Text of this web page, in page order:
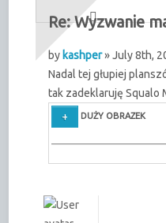
Re: Wyzwanie
by kashper» July 8th,
Nadal tej głupiej
tak zadeklaruję Squalo
DUŻY OBRAZEK